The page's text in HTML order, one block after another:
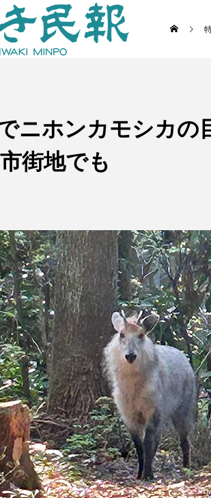
ニホンカモシカの
街地でも